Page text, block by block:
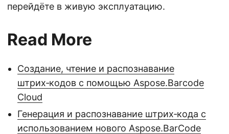
перейдёте в живую эксплуатацию.
Read More
Создание, чтение и распознавание
штрих‑кодов с помощью Aspose.Barcode
Cloud
Генерация и распознавание штрих‑кода с
использованием нового Aspose.BarCode